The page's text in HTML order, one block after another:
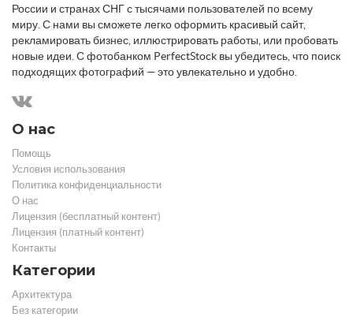
России и странах СНГ с тысячами пользователей по всему
миру. С нами вы сможете легко оформить красивый сайт,
рекламировать бизнес, иллюстрировать работы, или пробовать
новые идеи. С фотобанком PerfectStock вы убедитесь, что поиск
подходящих фотографий — это увлекательно и удобно.
О нас
Помощь
Условия использования
Политика конфиденциальности
О нас
Лицензия (бесплатный контент)
Лицензия (платный контент)
Контакты
Категории
Архитектура
Без категории